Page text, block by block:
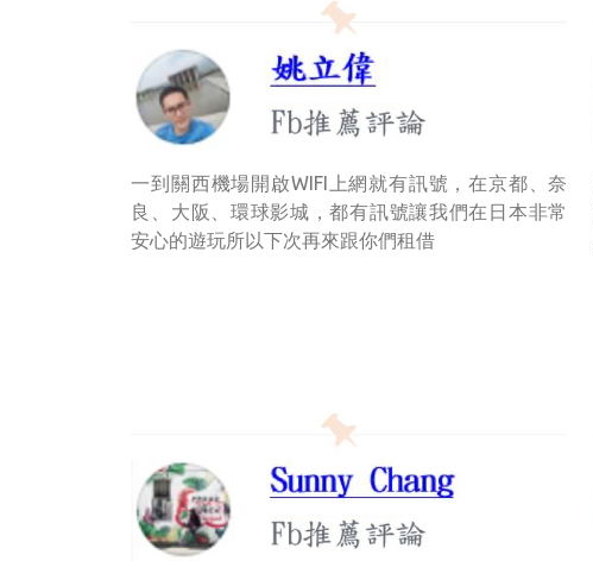
一到關西機場開啟WIFI上網就有訊號，在京都、奈
良、大阪、環球影城，都有訊號讓我們在日本非常
安心的遊玩所以下次再來跟你們租借